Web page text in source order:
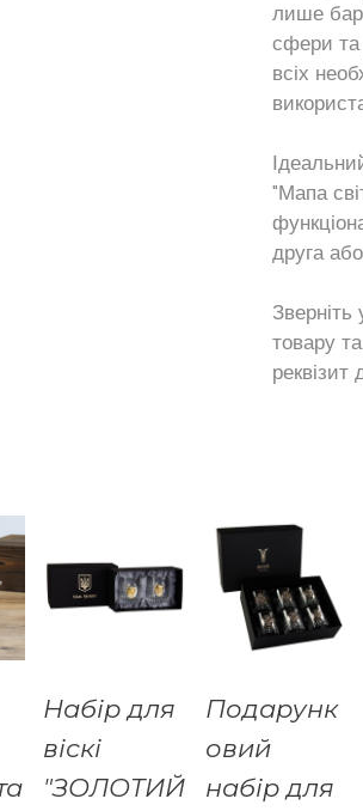
лише бар
сфери та
всіх
"Мапа
друга
товару
реквізит
Набір для
віскі
"ЗОЛОТИЙ
Подарунк
овий
набір для